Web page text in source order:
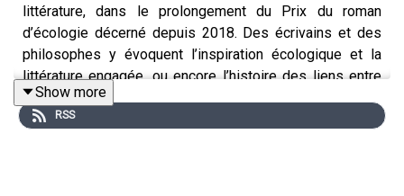
littérature, dans le prolongement du Prix du roman
d’écologie décerné depuis 2018. Des écrivains et des
philosophes y évoquent l’inspiration écologique et la
littérature engagée, ou encore l’histoire des liens entre
littérature et écologie, depuis la tradition américaine de
la wilderness jusqu’aux écritures contemporaines.
Show more
RSS